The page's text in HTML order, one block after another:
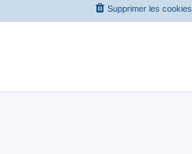
Supprimer les cookies